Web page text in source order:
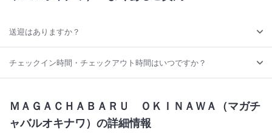
送迎はありますか？
チェックイン時間・チェックアウト時間はいつですか？
ＭＡＧＡＣＨＡＢＡＲＵ ＯＫＩＮＡＷＡ（マガチ
ャバルオキナワ）の詳細情報